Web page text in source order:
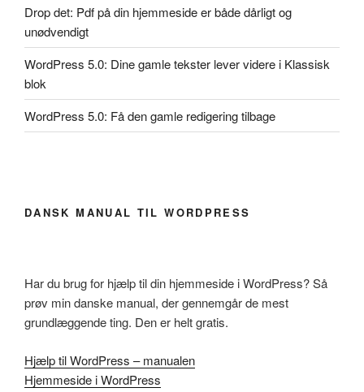
Drop det: Pdf på din hjemmeside er både dårligt og
unødvendigt
WordPress 5.0: Dine gamle tekster lever videre i Klassisk
blok
WordPress 5.0: Få den gamle redigering tilbage
DANSK MANUAL TIL WORDPRESS
Har du brug for hjælp til din hjemmeside i WordPress? Så
prøv min danske manual, der gennemgår de mest
grundlæggende ting. Den er helt gratis.
Hjælp til WordPress – manualen
Hjemmeside i WordPress